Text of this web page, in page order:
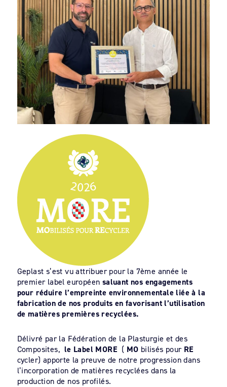
Geplast s’est vu attribuer pour la 7ème année le
premier label européen saluant nos engagements
pour réduire l’empreinte environnementale liée à la
fabrication de nos produits en favorisant l’utilisation
de matières premières recyclées.
Délivré par la Fédération de la Plasturgie et des
Composites, le Label MORE ( MO bilisés pour RE
cycler) apporte la preuve de notre progression dans
l’incorporation de matières recyclées dans la
production de nos profilés.